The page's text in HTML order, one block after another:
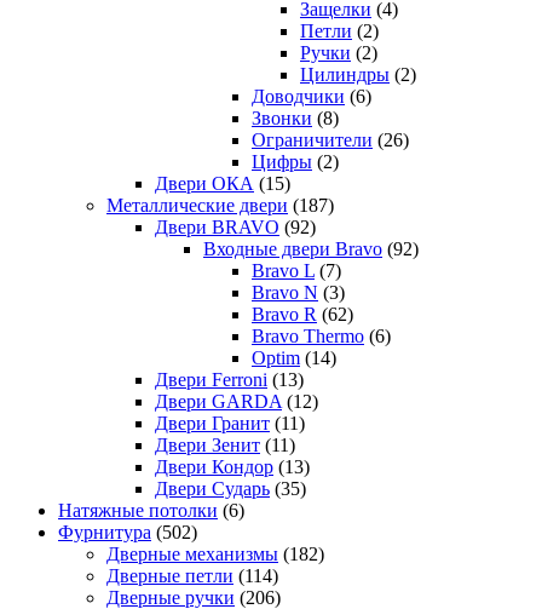
Защелки (4)
Петли (2)
Ручки (2)
Цилиндры (2)
Доводчики (6)
Звонки (8)
Ограничители (26)
Цифры (2)
Двери ОКА (15)
Металлические двери (187)
Двери BRAVO (92)
Входные двери Bravo (92)
Bravo L (7)
Bravo N (3)
Bravo R (62)
Bravo Thermo (6)
Optim (14)
Двери Ferroni (13)
Двери GARDA (12)
Двери Гранит (11)
Двери Зенит (11)
Двери Кондор (13)
Двери Сударь (35)
Натяжные потолки (6)
Фурнитура (502)
Дверные механизмы (182)
Дверные петли (114)
Дверные ручки (206)